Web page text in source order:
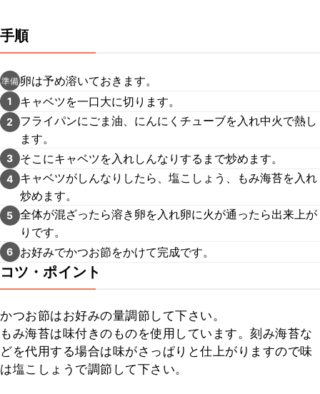
手順
準備 卵は予め溶いておきます。
1 キャベツを一口大に切ります。
2
フライパンにごま油、にんにくチューブを入れ中火で熱し
ます。
3 そこにキャベツを入れしんなりするまで炒めます。
4
キャベツがしんなりしたら、塩こしょう、もみ海苔を入れ
炒めます。
5 全体が混ざったら溶き卵を入れ卵に火が通ったら出来上が
りです。
6 お好みでかつお節をかけて完成です。
コツ・ポイント
かつお節はお好みの量調節して下さい。
もみ海苔は味付きのものを使用しています。刻み海苔な
どを代用する場合は味がさっぱりと仕上がりますので味
は塩こしょうで調節して下さい。